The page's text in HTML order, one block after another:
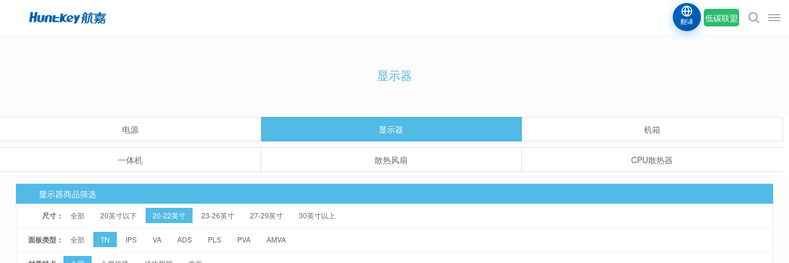
低碳联盟
翻译
显示器
电源 显示器 机箱
一体机 散热风扇 CPU散热器
显示器商品筛选
尺寸： 全部 20英寸以下 20-22英寸 23-26英寸 27-29英寸 30英寸以上
面板类型： 全部 TN IPS VA ADS PLS PVA AMVA